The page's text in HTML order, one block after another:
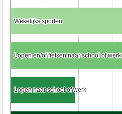
Wekelijks sporten
Wekelijks sporten
Lopen en/of fietsen naar school of werk
Lopen en/of fietsen naar school of werk
Lopen naar school of werk
Lopen naar school of werk